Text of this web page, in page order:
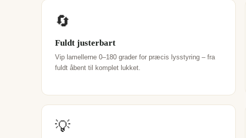
🔄
Fuldt justerbart
Vip lamellerne 0–180 grader for præcis lysstyring – fra
fuldt åbent til komplet lukket.
💡